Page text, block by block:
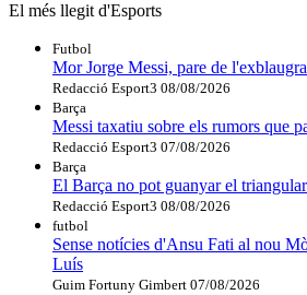
El més llegit d'Esports
Futbol
Mor Jorge Messi, pare de
Redacció Esport3 08/08/2026
Barça
Messi taxatiu sobre els rumors que
Redacció Esport3 07/08/2026
Barça
El Barça no pot guanyar el
Redacció Esport3 08/08/2026
futbol
Sense notícies d'Ansu Fati al nou
Luís
Guim Fortuny Gimbert 07/08/2026